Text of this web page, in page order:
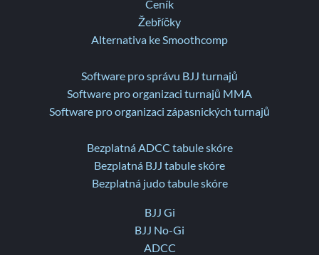
Ceník
Žebříčky
Alternativa ke Smoothcomp
Software pro správu BJJ turnajů
Software pro organizaci turnajů MMA
Software pro organizaci zápasnických turnajů
Bezplatná ADCC tabule skóre
Bezplatná BJJ tabule skóre
Bezplatná judo tabule skóre
BJJ Gi
BJJ No-Gi
ADCC